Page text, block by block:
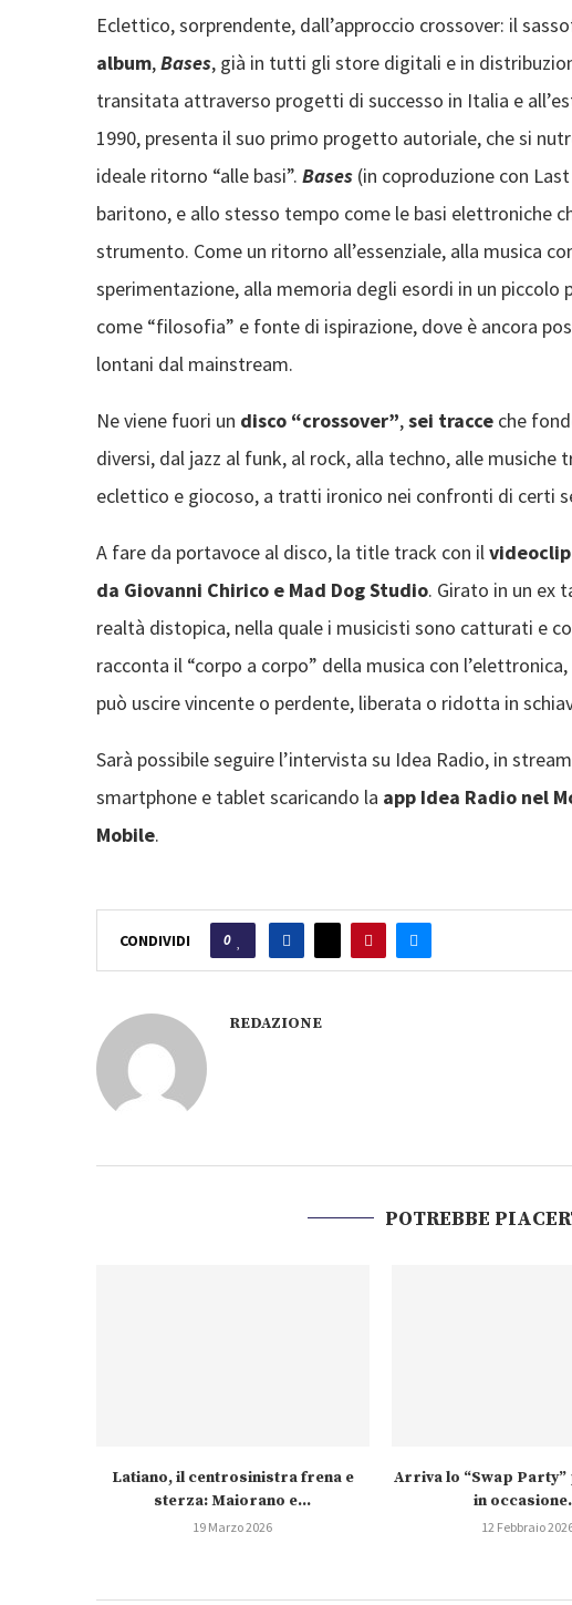
Eclettico, sorprendente, dall’approccio crossover: il
album,Bases, già in tutti gli store digitali e in
transitata attraverso progetti di successo in Italia e
1990, presenta il suo primo progetto autoriale, che si
ideale ritorno “alle basi”. Bases (in coproduzione con
baritono, e allo stesso tempo come le basi elettroniche
strumento. Come un ritorno all’essenziale, alla musica
sperimentazione, alla memoria degli esordi in un piccolo
come “filosofia” e fonte di ispirazione, dove è ancora
lontani dal mainstream.
Ne viene fuori un disco “crossover”,sei tracce che
diversi, dal jazz al funk, al rock, alla techno, alle
eclettico e giocoso, a tratti ironico nei confronti di certi
A fare da portavoce al disco, la title track con il
da Giovanni Chirico e Mad Dog Studio. Girato in un ex
realtà distopica, nella quale i musicisti sono catturati e
racconta il “corpo a corpo” della musica con
può uscire vincente o perdente, liberata o ridotta in
Sarà possibile seguire l’intervista su Idea Radio, in
smartphone e tablet scaricando la app Idea Radio nel
Mobile.
CONDIVIDI 0
REDAZIONE
POTREBBE
Latiano, il centrosinistra frena e
sterza: Maiorano e...
19 Marzo 2026
Arriva lo “Swap
in
12 Febbraio